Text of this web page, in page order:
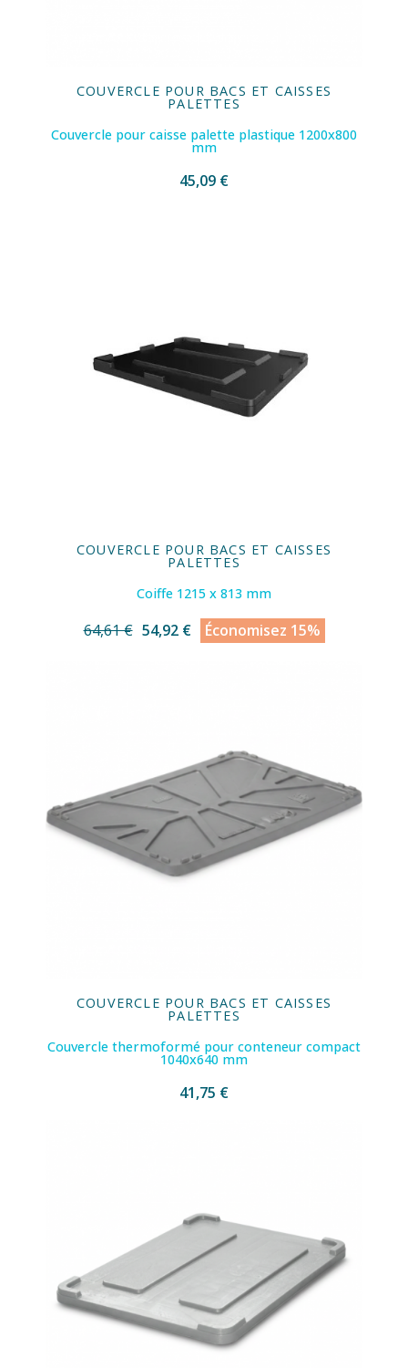
COUVERCLE POUR BACS ET CAISSES
PALETTES
Couvercle pour caisse palette plastique 1200x800
mm
45,09 €
COUVERCLE POUR BACS ET CAISSES
PALETTES
Coiffe 1215 x 813 mm
64,61 € 54,92 € Économisez 15%
COUVERCLE POUR BACS ET CAISSES
PALETTES
Couvercle thermoformé pour conteneur compact
1040x640 mm
41,75 €